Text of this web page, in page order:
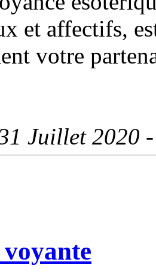
et affectifs,
votre
Juillet 2020